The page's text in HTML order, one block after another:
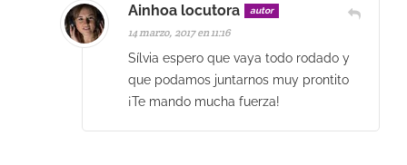
Ainhoa locutora autor
14 marzo, 2017 en 11:16
Sílvia espero que vaya todo rodado y
que podamos juntarnos muy prontito
¡Te mando mucha fuerza!